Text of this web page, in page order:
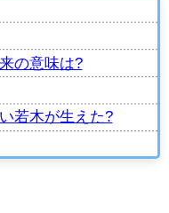
の意味は?
若木が生えた?